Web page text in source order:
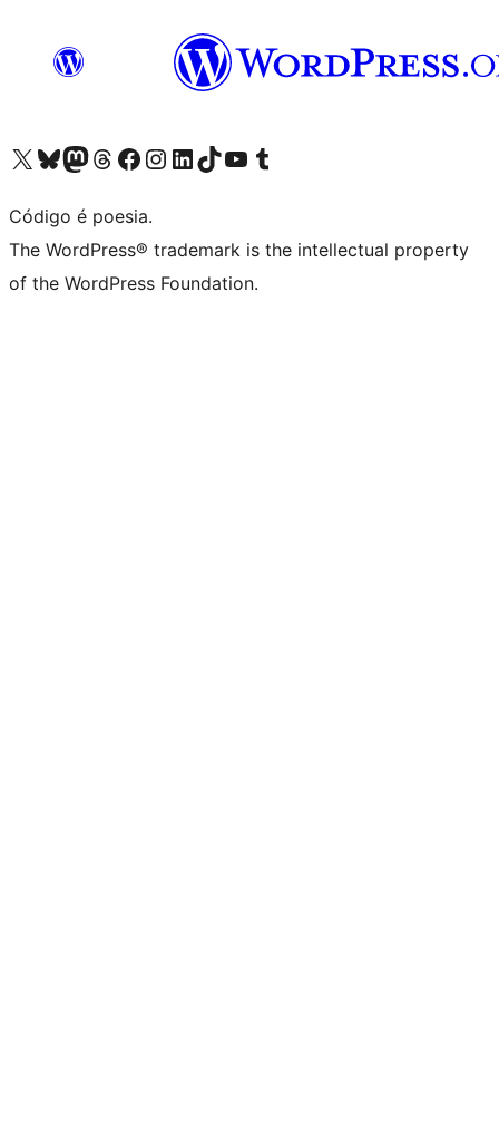
Visite a nossa conta X (antigo Twitter)
Visit our Bluesky account
Visit our Mastodon account
Visit our Threads account
Visite a nossa página do Facebook
Visite a nossa conta no Instagram
Visite a nossa conta no LinkedIn
Visit our TikTok account
Visit our YouTube channel
Visit our Tumblr account
Código é poesia.
The WordPress® trademark is the intellectual property
of the WordPress Foundation.